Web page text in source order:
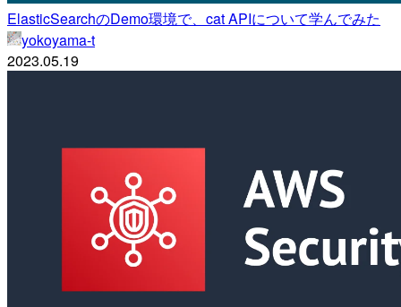
ElasticSearchのDemo環境で、cat APIについて学んでみた
yokoyama-t
2023.05.19